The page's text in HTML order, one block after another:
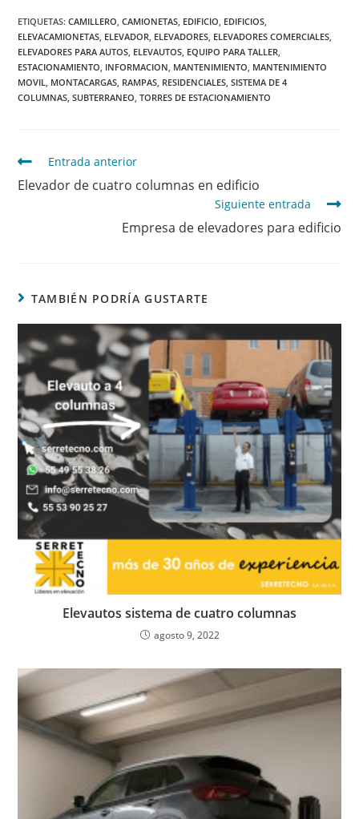
ETIQUETAS:CAMILLERO, CAMIONETAS, EDIFICIO, EDIFICIOS,
ELEVACAMIONETAS, ELEVADOR, ELEVADORES, ELEVADORES COMERCIALES,
ELEVADORES PARA AUTOS, ELEVAUTOS, EQUIPO PARA TALLER,
ESTACIONAMIENTO, INFORMACION, MANTENIMIENTO, MANTENIMIENTO
MOVIL, MONTACARGAS, RAMPAS, RESIDENCIALES, SISTEMA DE 4
COLUMNAS, SUBTERRANEO, TORRES DE ESTACIONAMIENTO
Entrada anterior
Elevador de cuatro columnas en edificio
Siguiente entrada
Empresa de elevadores para edificio
TAMBIÉN PODRÍA GUSTARTE
Elevautos sistema de cuatro columnas
agosto 9, 2022